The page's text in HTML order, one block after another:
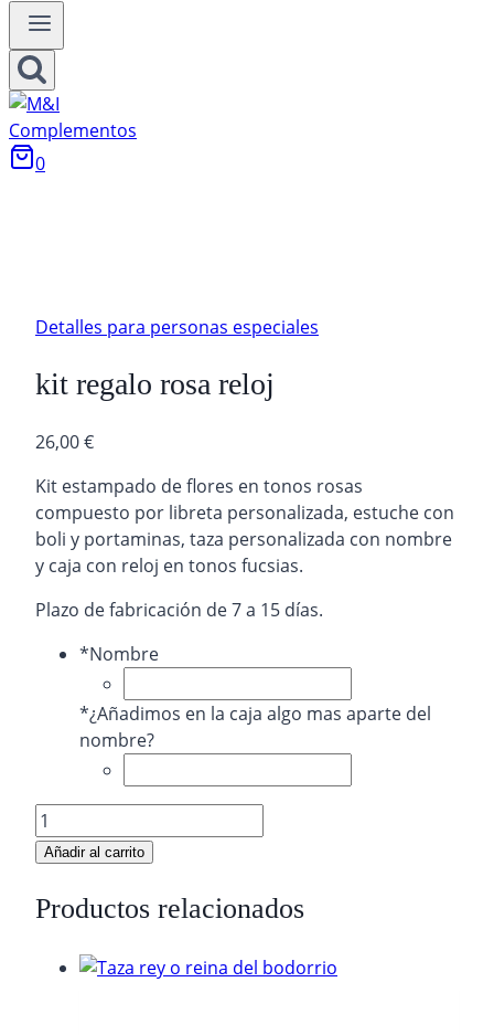
0
Detalles para personas especiales
kit regalo rosa reloj
26,00€
Kit estampado de flores en tonos rosas
compuesto por libreta personalizada, estuche con
boli y portaminas, taza personalizada con nombre
y caja con reloj en tonos fucsias.
Plazo de fabricación de 7 a 15 días.
*Nombre
*¿Añadimos en la caja algo mas aparte del
nombre?
kit
regalo
rosa
reloj
cantidad
Añadir al carrito
Productos relacionados